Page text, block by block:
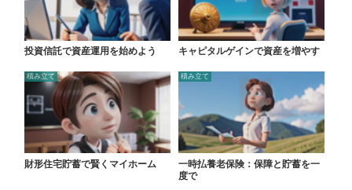
投資信託で資産運用を始めよう キャピタルゲインで資産を増やす
積み立て
財形住宅貯蓄で賢くマイホーム
積み立て
一時払養老保険：保障と貯蓄を一
度で